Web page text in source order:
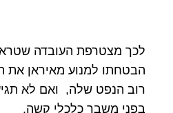
לכך מצטרפת העובדה
הבטחתו למנוע מאיראן את
רוב הנפט שלה, ואם לא
בפני משבר כלכלי קשה.